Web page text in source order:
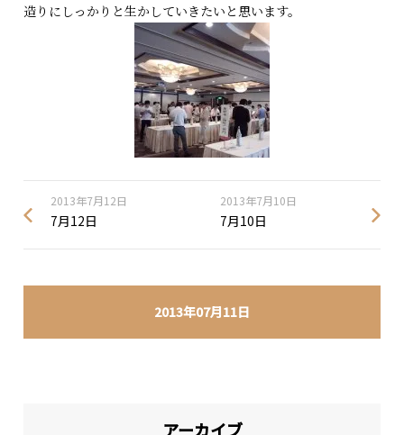
2013年07月11日
造りにしっかりと生かしていきたいと思います。
2013年7月12日
7月12日
2013年7月10日
7月10日
アーカイブ